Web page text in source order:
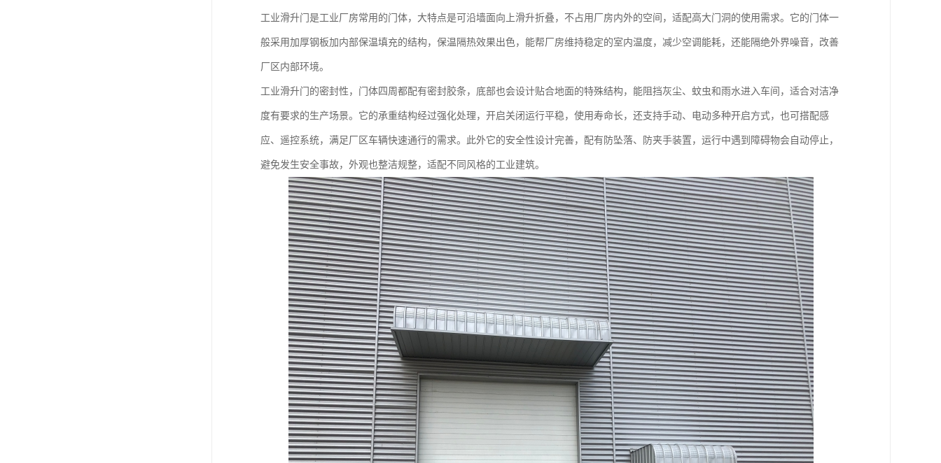
工业滑升门是工业厂房常用的门体，大特点是可沿墙面向上滑升折叠，不占用厂房内外的空间，适配高大门洞的使用需求。它的门体一
般采用加厚钢板加内部保温填充的结构，保温隔热效果出色，能帮厂房维持稳定的室内温度，减少空调能耗，还能隔绝外界噪音，改善
厂区内部环境。
工业滑升门的密封性，门体四周都配有密封胶条，底部也会设计贴合地面的特殊结构，能阻挡灰尘、蚊虫和雨水进入车间，适合对洁净
度有要求的生产场景。它的承重结构经过强化处理，开启关闭运行平稳，使用寿命长，还支持手动、电动多种开启方式，也可搭配感
应、遥控系统，满足厂区车辆快速通行的需求。此外它的安全性设计完善，配有防坠落、防夹手装置，运行中遇到障碍物会自动停止，
避免发生安全事故，外观也整洁规整，适配不同风格的工业建筑。